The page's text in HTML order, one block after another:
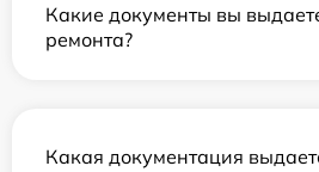
Какие документы вы
ремонта?
Какая документация